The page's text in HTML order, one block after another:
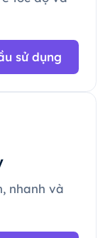
sử dụng
nhanh và